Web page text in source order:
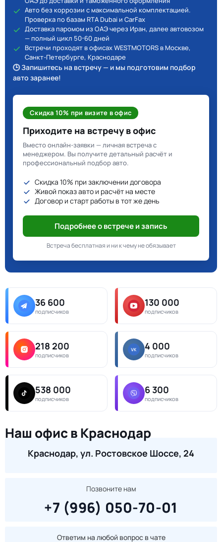
Авто без коррозии с максимальной комплектацией.
Проверка по базам RTA Dubai и CarFax
Доставка паромом из ОАЭ через Иран, далее автовозом
— полный цикл 50-60 дней
Встречи проходят в офисах WESTMOTORS в Москве,
Санкт-Петербурге, Краснодаре
🕒 Запишитесь на встречу — и мы подготовим подбор
авто заранее!
Скидка 10% при визите в офис
Приходите на встречу в офис
Вместо онлайн-заявки — личная встреча с
менеджером. Вы получите детальный расчёт и
профессиональный подбор авто.
Скидка 10% при заключении договора
Живой показ авто и расчёт на месте
Договор и старт работы в тот же день
Подробнее о встрече и запись
Встреча бесплатная и ни к чему не обязывает
36 600
подписчиков
130 000
подписчиков
218 200
подписчиков
4 000
подписчиков
538 000
подписчиков
6 300
подписчиков
Наш офис в Краснодар
Краснодар, ул. Ростовское Шоссе, 24
Позвоните нам
+7 (996) 050-70-01
Ответим на любой вопрос в чате